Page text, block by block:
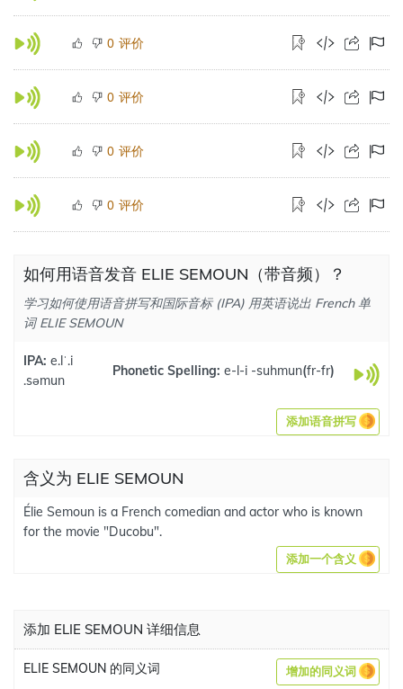
0 评价
0 评价
0 评价
0 评价
如何用语音发音 ELIE SEMOUN（带音频）？
学习如何使用语音拼写和国际音标 (IPA) 用英语说出 French 单
词 ELIE SEMOUN
IPA: e.lˈ.i
.səmun
Phonetic Spelling: e-l-i -suhmun(fr-fr)
添加语音拼写
含义为 ELIE SEMOUN
Élie Semoun is a French comedian and actor who is known
for the movie "Ducobu".
添加一个含义
添加 ELIE SEMOUN 详细信息
ELIE SEMOUN 的同义词 增加的同义词